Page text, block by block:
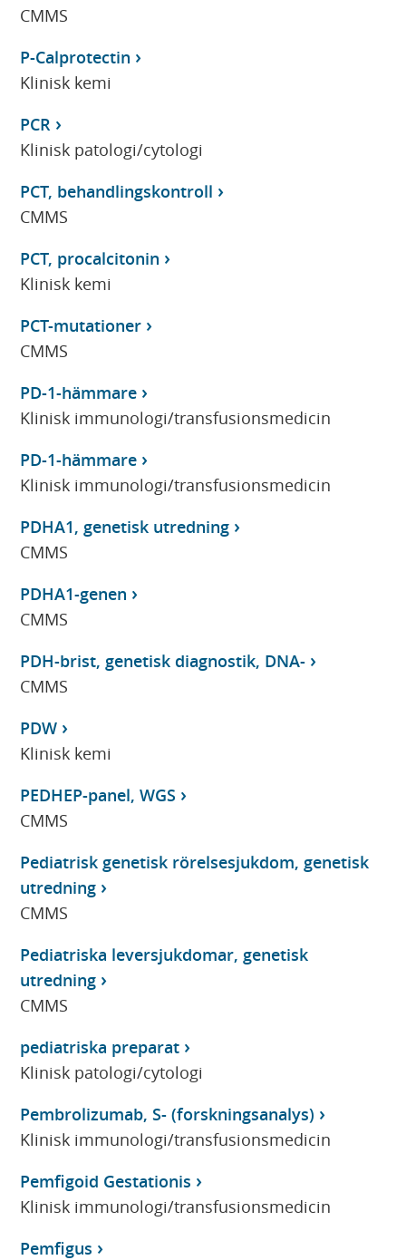
CMMS
P-Calprotectin
Klinisk kemi
PCR
Klinisk patologi/cytologi
PCT, behandlingskontroll
CMMS
PCT, procalcitonin
Klinisk kemi
PCT-mutationer
CMMS
PD-1-hämmare
Klinisk immunologi/transfusionsmedicin
PD-1-hämmare
Klinisk immunologi/transfusionsmedicin
PDHA1, genetisk utredning
CMMS
PDHA1-genen
CMMS
PDH-brist, genetisk diagnostik, DNA-
CMMS
PDW
Klinisk kemi
PEDHEP-panel, WGS
CMMS
Pediatrisk genetisk rörelsesjukdom, genetisk
utredning
CMMS
Pediatriska leversjukdomar, genetisk
utredning
CMMS
pediatriska preparat
Klinisk patologi/cytologi
Pembrolizumab, S- (forskningsanalys)
Klinisk immunologi/transfusionsmedicin
Pemfigoid Gestationis
Klinisk immunologi/transfusionsmedicin
Pemfigus